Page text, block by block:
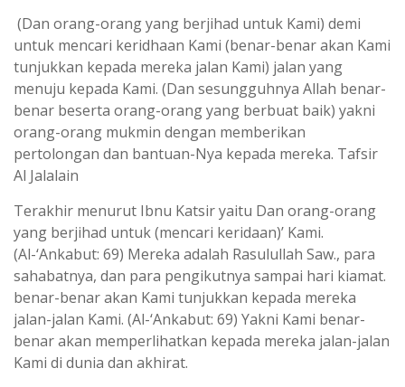
(Dan orang-orang yang berjihad untuk Kami) demi
untuk mencari keridhaan Kami (benar-benar akan Kami
tunjukkan kepada mereka jalan Kami) jalan yang
menuju kepada Kami. (Dan sesungguhnya Allah benar-
benar beserta orang-orang yang berbuat baik) yakni
orang-orang mukmin dengan memberikan
pertolongan dan bantuan-Nya kepada mereka. Tafsir
Al Jalalain
Terakhir menurut Ibnu Katsir yaitu Dan orang-orang
yang berjihad untuk (mencari keridaan)’ Kami.
(Al-‘Ankabut: 69) Mereka adalah Rasulullah Saw., para
sahabatnya, dan para pengikutnya sampai hari kiamat.
benar-benar akan Kami tunjukkan kepada mereka
jalan-jalan Kami. (Al-‘Ankabut: 69) Yakni Kami benar-
benar akan memperlihatkan kepada mereka jalan-jalan
Kami di dunia dan akhirat.